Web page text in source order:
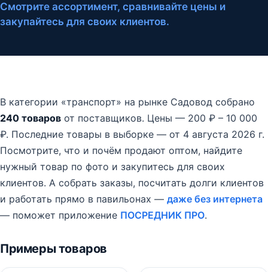
Смотрите ассортимент, сравнивайте цены и
закупайтесь для своих клиентов.
В категории «транспорт» на рынке Садовод собрано
240 товаров от поставщиков. Цены — 200 ₽ – 10 000
₽. Последние товары в выборке — от 4 августа 2026 г.
Посмотрите, что и почём продают оптом, найдите
нужный товар по фото и закупитесь для своих
клиентов. А собрать заказы, посчитать долги клиентов
и работать прямо в павильонах — даже без интернета
— поможет приложение ПОСРЕДНИК ПРО.
Примеры товаров